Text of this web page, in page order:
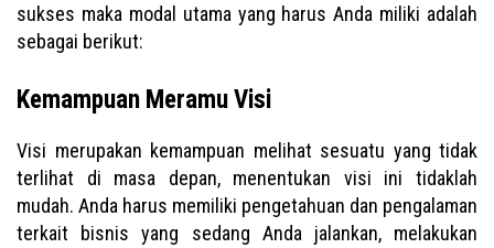
sukses maka modal utama yang harus Anda miliki adalah
sebagai berikut:
Kemampuan Meramu Visi
Visi merupakan kemampuan melihat sesuatu yang tidak
terlihat di masa depan, menentukan visi ini tidaklah
mudah. Anda harus memiliki pengetahuan dan pengalaman
terkait bisnis yang sedang Anda jalankan, melakukan